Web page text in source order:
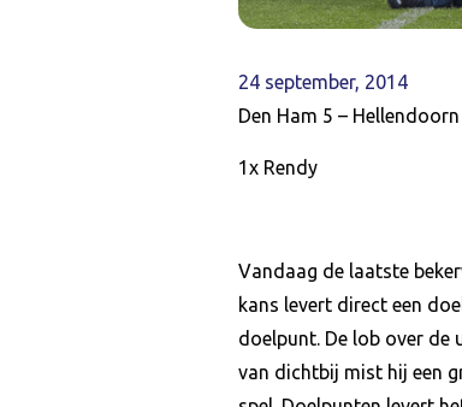
24 september, 2014
Den Ham 5 –
1x Rendy
Vandaag de laatste
kans levert direct een
doelpunt. De lob over de
van dichtbij mist hij een